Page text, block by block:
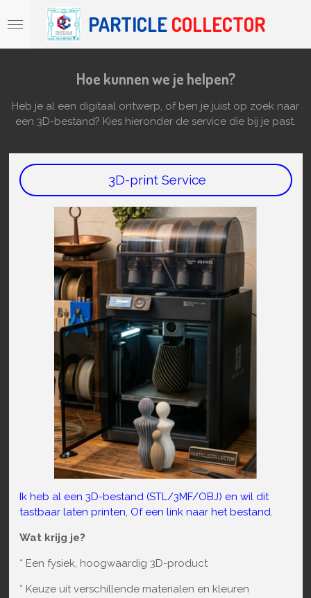
direct
PARTICLE COLLECTOR
Hoe kunnen we je helpen?
Heb je al een digitaal ontwerp, of ben je juist op zoek naar
een 3D-bestand? Kies hieronder de service die bij je past.
3D-print Service
Ik heb al een 3D-bestand (STL/3MF/OBJ) en wil dit
tastbaar laten printen, Of een link naar het bestand.
Wat krijg je?
* Een fysiek, hoogwaardig 3D-product
* Keuze uit verschillende materialen en kleuren